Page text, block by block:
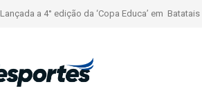
Liga 2026: Equipes rompem com a LABE na Série